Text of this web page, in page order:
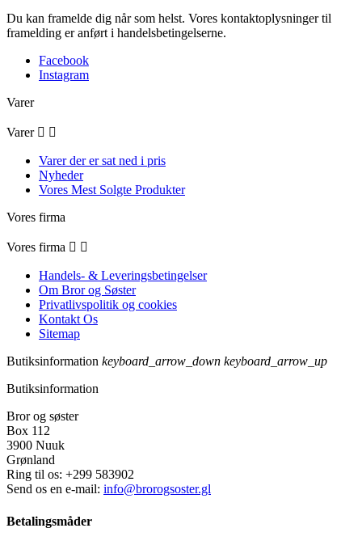
Du kan framelde dig når som helst. Vores kontaktoplysninger til
framelding er anført i handelsbetingelserne.
Facebook
Instagram
Varer
Varer  
Varer der er sat ned i pris
Nyheder
Vores Mest Solgte Produkter
Vores firma
Vores firma  
Handels- & Leveringsbetingelser
Om Bror og Søster
Privatlivspolitik og cookies
Kontakt Os
Sitemap
Butiksinformation keyboard_arrow_down keyboard_arrow_up
Butiksinformation
Bror og søster
Box 112
3900 Nuuk
Grønland
Ring til os: +299 583902
Send os en e-mail: info@brorogsoster.gl
Betalingsmåder